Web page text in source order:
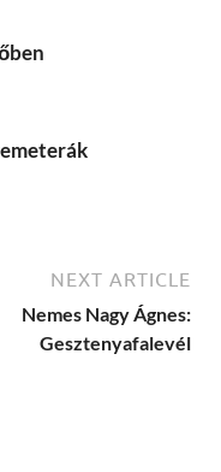
NEXT ARTICLE
Nemes Nagy Ágnes:
Gesztenyafalevél